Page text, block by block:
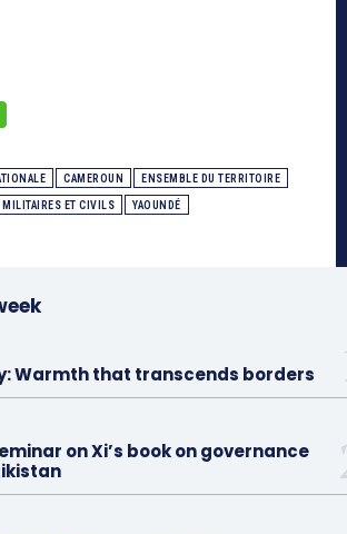
CAMEROUN ENSEMBLE DU TERRITOIRE
MILITAIRES ET CIVILS YAOUNDÉ
Warmth that transcends borders
on Xi’s book on governance